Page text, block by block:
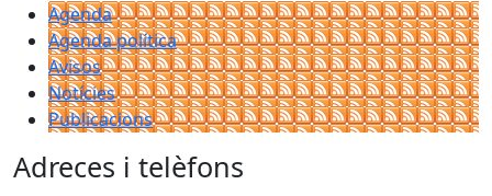
Agenda
Agenda política
Avisos
Notícies
Publicacions
Adreces i telèfons